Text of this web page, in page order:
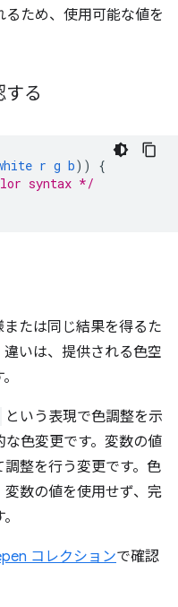
ため、使用可能な値を
る
r g b))
{
syntax */
たは同じ結果を得るた
いは、提供される色空
という表現で色調整を示
な色変更です。変数の値
整を行う変更です。色
数の値を使用せず、完
コレクションで確認